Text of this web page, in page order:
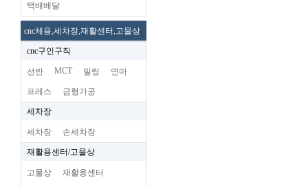
택배배달
cnc체용,세차장,재활센터,고물상
cnc구인구직
선반 MCT 밀링 연마
프레스 금형가공
세차장
세차장 손세차장
재활용센터/고물상
고물상 재활용센터